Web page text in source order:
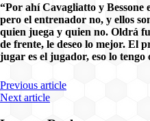
“Por ahí Cavagliatto y Bessone
pero el entrenador no, y ellos
quien juega y quien no. Oldrá
de frente, le deseo lo mejor. El
jugar es el jugador, eso lo tengo
Previous article
Next article